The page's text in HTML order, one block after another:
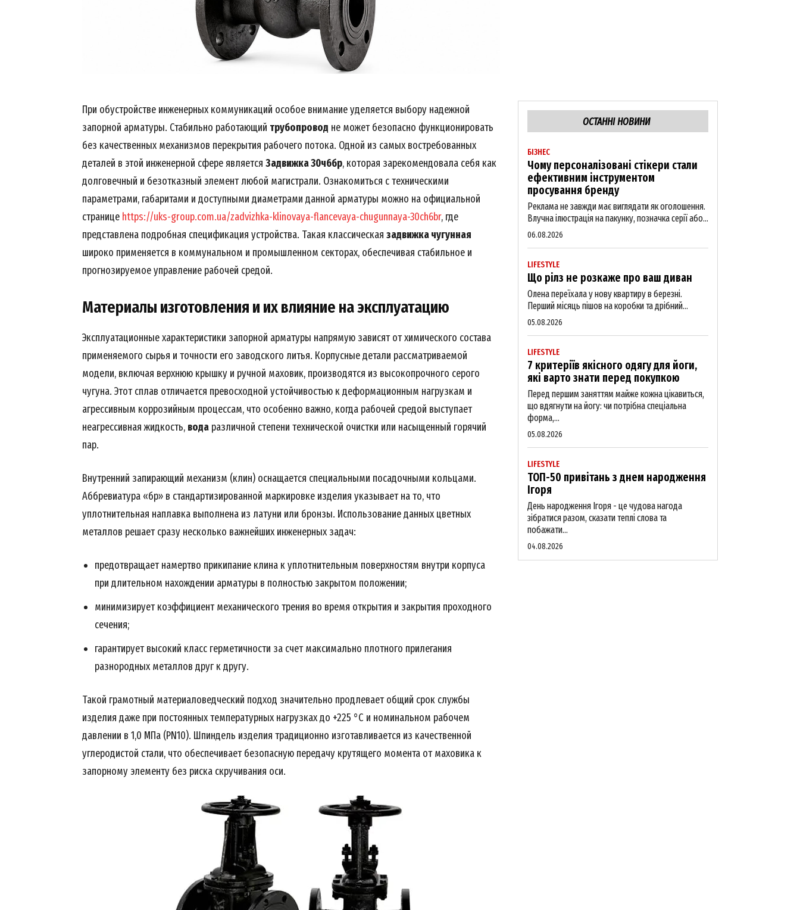
News Week
Magazine PRO
Company
При обустройстве инженерных коммуникаций особое внимание уделяется выбору надежной
запорной арматуры. Стабильно работающий трубопровод не может безопасно функционировать
без качественных механизмов перекрытия рабочего потока. Одной из самых востребованных
деталей в этой инженерной сфере является Задвижка 30ч6бр, которая зарекомендовала себя как
долговечный и безотказный элемент любой магистрали. Ознакомиться с техническими
параметрами, габаритами и доступными диаметрами данной арматуры можно на официальной
странице https://uks-group.com.ua/zadvizhka-klinovaya-flancevaya-chugunnaya-30ch6br, где
представлена подробная спецификация устройства. Такая классическая задвижка чугунная
широко применяется в коммунальном и промышленном секторах, обеспечивая стабильное и
прогнозируемое управление рабочей средой.
Материалы изготовления и их влияние на эксплуатацию
Эксплуатационные характеристики запорной арматуры напрямую зависят от химического состава
применяемого сырья и точности его заводского литья. Корпусные детали рассматриваемой
модели, включая верхнюю крышку и ручной маховик, производятся из высокопрочного серого
чугуна. Этот сплав отличается превосходной устойчивостью к деформационным нагрузкам и
агрессивным коррозийным процессам, что особенно важно, когда рабочей средой выступает
неагрессивная жидкость, вода различной степени технической очистки или насыщенный горячий
пар.
Внутренний запирающий механизм (клин) оснащается специальными посадочными кольцами.
Аббревиатура «бр» в стандартизированной маркировке изделия указывает на то, что
уплотнительная наплавка выполнена из латуни или бронзы. Использование данных цветных
металлов решает сразу несколько важнейших инженерных задач:
предотвращает намертво прикипание клина к уплотнительным поверхностям внутри корпуса
при длительном нахождении арматуры в полностью закрытом положении;
минимизирует коэффициент механического трения во время открытия и закрытия проходного
сечения;
гарантирует высокий класс герметичности за счет максимально плотного прилегания
разнородных металлов друг к другу.
Такой грамотный материаловедческий подход значительно продлевает общий срок службы
изделия даже при постоянных температурных нагрузках до +225 °C и номинальном рабочем
давлении в 1,0 МПа (PN10). Шпиндель изделия традиционно изготавливается из качественной
углеродистой стали, что обеспечивает безопасную передачу крутящего момента от маховика к
запорному элементу без риска скручивания оси.
ОСТАННІ НОВИНИ
БІЗНЕС
Чому персоналізовані стікери стали
ефективним інструментом
просування бренду
Реклама не завжди має виглядати як оголошення.
Влучна ілюстрація на пакунку, позначка серії або...
06.08.2026
LIFESTYLE
Що рілз не розкаже про ваш диван
Олена переїхала у нову квартиру в березні.
Перший місяць пішов на коробки та дрібний...
05.08.2026
LIFESTYLE
7 критеріїв якісного одягу для йоги,
які варто знати перед покупкою
Перед першим заняттям майже кожна цікавиться,
що вдягнути на йогу: чи потрібна спеціальна
форма,...
05.08.2026
LIFESTYLE
ТОП-50 привітань з днем народження
Ігоря
День народження Ігоря - це чудова нагода
зібратися разом, сказати теплі слова та
побажати...
04.08.2026